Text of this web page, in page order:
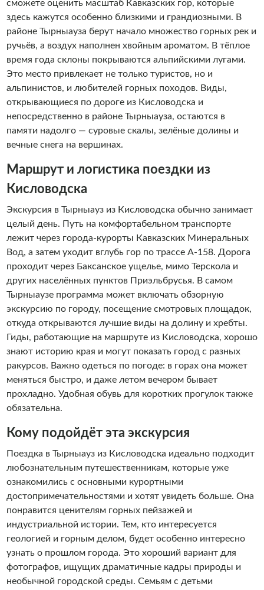
сможете оценить масштаб Кавказских гор, которые
здесь кажутся особенно близкими и грандиозными. В
районе Тырныауза берут начало множество горных рек и
ручьёв, а воздух наполнен хвойным ароматом. В тёплое
время года склоны покрываются альпийскими лугами.
Это место привлекает не только туристов, но и
альпинистов, и любителей горных походов. Виды,
открывающиеся по дороге из Кисловодска и
непосредственно в районе Тырныауза, остаются в
памяти надолго — суровые скалы, зелёные долины и
вечные снега на вершинах.
Маршрут и логистика поездки из
Кисловодска
Экскурсия в Тырныауз из Кисловодска обычно занимает
целый день. Путь на комфортабельном транспорте
лежит через города-курорты Кавказских Минеральных
Вод, а затем уходит вглубь гор по трассе А-158. Дорога
проходит через Баксанское ущелье, мимо Терскола и
других населённых пунктов Приэльбрусья. В самом
Тырныаузе программа может включать обзорную
экскурсию по городу, посещение смотровых площадок,
откуда открываются лучшие виды на долину и хребты.
Гиды, работающие на маршруте из Кисловодска, хорошо
знают историю края и могут показать город с разных
ракурсов. Важно одеться по погоде: в горах она может
меняться быстро, и даже летом вечером бывает
прохладно. Удобная обувь для коротких прогулок также
обязательна.
Кому подойдёт эта экскурсия
Поездка в Тырныауз из Кисловодска идеально подходит
любознательным путешественникам, которые уже
ознакомились с основными курортными
достопримечательностями и хотят увидеть больше. Она
понравится ценителям горных пейзажей и
индустриальной истории. Тем, кто интересуется
геологией и горным делом, будет особенно интересно
узнать о прошлом города. Это хороший вариант для
фотографов, ищущих драматичные кадры природы и
необычной городской среды. Семьям с детьми